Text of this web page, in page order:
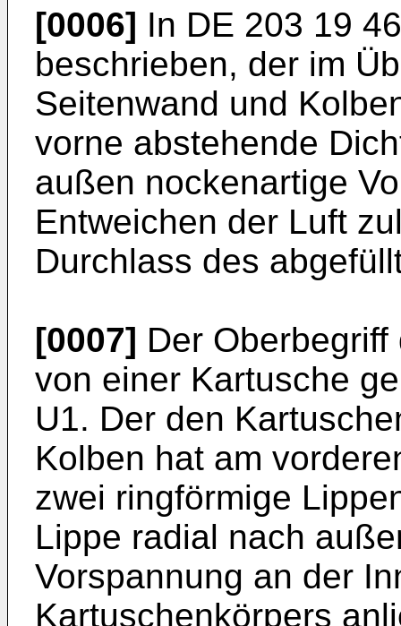
[0006] In DE 203 19
beschrieben, der im
Seitenwand und
vorne abstehende
außen nockenartige
Entweichen der Luft
Durchlass des
[0007] Der
von einer Kartusche
U1. Der den
Kolben hat am
zwei ringförmige
Lippe radial nach
Vorspannung an der
Kartuschenkörpers